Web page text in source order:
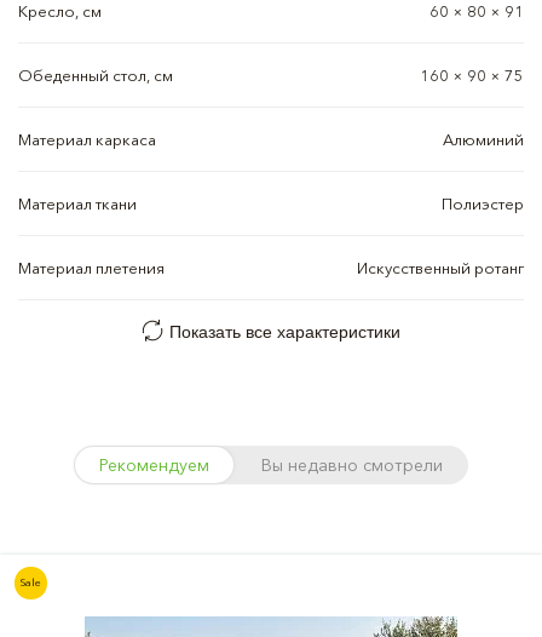
Кресло, см 60 × 80 × 91
Обеденный стол, см 160 × 90 × 75
Материал каркаса Алюминий
Материал ткани Полиэстер
Материал плетения Искусственный ротанг
Показать все характеристики
Рекомендуем Вы недавно смотрели
Sale